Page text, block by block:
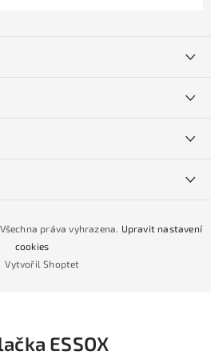
Vytvořil Shoptet
práva vyhrazena. Upravit nastavení
cookies
ESSOX